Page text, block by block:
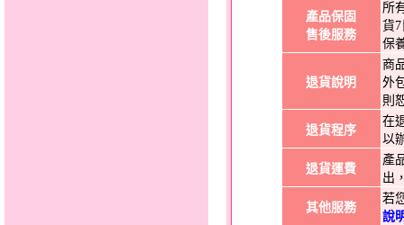
產品保固
售後服務
所
貨
保
退貨說明
商
外
則
退貨程序
在
以
退貨運費
產
出
其他服務
若
說